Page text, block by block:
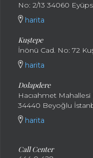
No: 2/13 34060
harita
Kuştepe
İnönü Cad. No: 72
harita
Dolapdere
Hacıahmet
34440 Beyoğlu
harita
Call Center